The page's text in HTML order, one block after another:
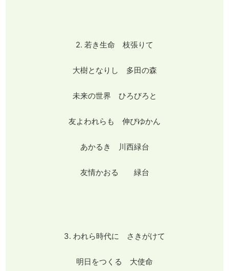
2. 若き生命 枝張りて
大樹となりし 多田の森
未来の世界 ひろびろと
友よわれらも 伸びゆかん
あかるき 川西緑台
友情かおる 緑台
3. われら時代に さきがけて
明日をつくる 大使命